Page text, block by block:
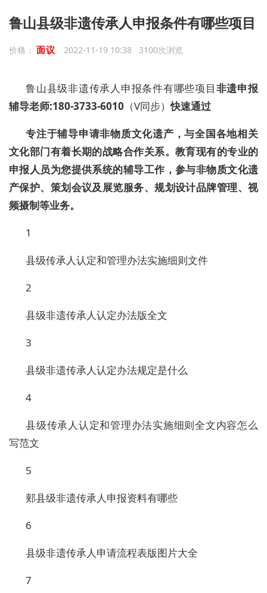
鲁山县级非遗传承人申报条件有哪些项目
价格： 面议 2022-11-19 10:38 3100次浏览
鲁山县级非遗传承人申报条件有哪些项目非遗申报
辅导老师:180-3733-6010 （V同步）快速通过
专注于辅导申请非物质文化遗产，与全国各地相关
文化部门有着长期的战略合作关系。教育现有的专业的
申报人员为您提供系统的辅导工作，参与非物质文化遗
产保护、策划会议及展览服务、规划设计品牌管理、视
频摄制等业务。
1
县级传承人认定和管理办法实施细则文件
2
县级非遗传承人认定办法版全文
3
县级非遗传承人认定办法规定是什么
4
县级传承人认定和管理办法实施细则全文内容怎么
写范文
5
郏县级非遗传承人申报资料有哪些
6
县级非遗传承人申请流程表版图片大全
7